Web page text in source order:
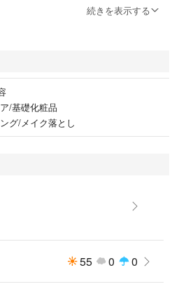
なめらかに伸び、シワやキメの溝に入
となくやさしくオフします。
続きを表示する
/基礎化粧品
グ/メイク落とし
55 0 0